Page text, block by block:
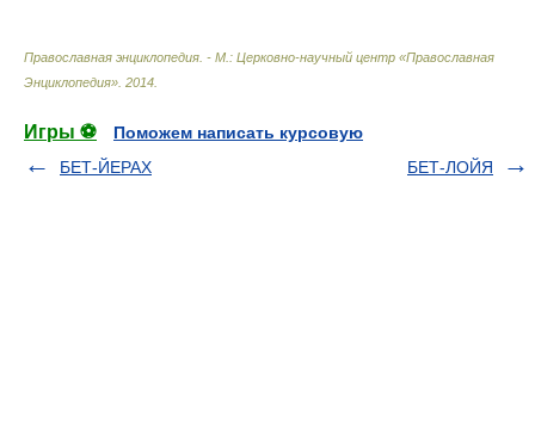
Православная энциклопедия. - М.: Церковно-научный центр «Православная
Энциклопедия» 2014
Игры ⚽
Поможем написать курсовую
БЕТ-ЙЕРАХ
БЕТ-ЛОЙЯ